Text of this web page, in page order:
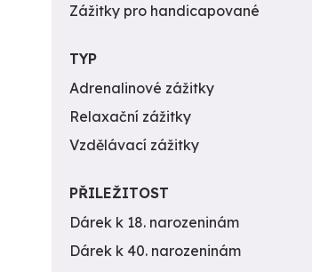
Zážitky pro handicapované
TYP
Adrenalinové zážitky
Relaxační zážitky
Vzdělávací zážitky
PŘILEŽITOST
Dárek k 18. narozeninám
Dárek k 40. narozeninám